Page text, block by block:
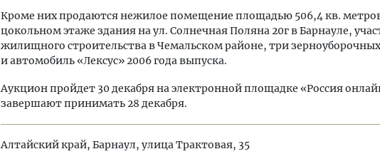
Кроме них продаются нежилое помещение площадью 506,4 кв.
цокольном этаже здания на ул. Солнечная Поляна 20г в Барнауле,
жилищного строительства в Чемальском районе, три
и автомобиль «Лексус» 2006 года выпуска.
Аукцион пройдет 30 декабря на электронной площадке «Россия
завершают принимать 28 декабря.
Алтайский край, Барнаул, улица Трактовая, 35